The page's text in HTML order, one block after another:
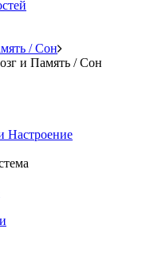
/ Сон
и Память / Сон
Настроение